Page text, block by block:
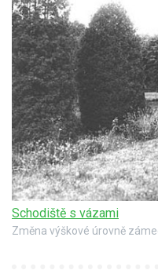
Schodiště s vázami